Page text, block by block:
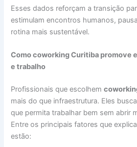
Esses dados reforçam a transição
estimulam encontros humanos,
rotina mais sustentável.
Como coworking Curitiba promove
e trabalho
Profissionais que escolhem
mais do que infraestrutura. Eles
que permita trabalhar bem sem abrir
Entre os principais fatores que
estão: